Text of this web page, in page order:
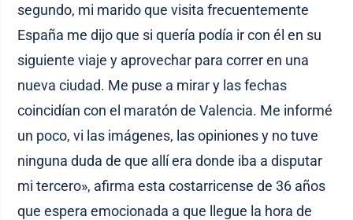
segundo, mi marido que visita frecuentemente
España me dijo que si quería podía ir con él en su
siguiente viaje y aprovechar para correr en una
nueva ciudad. Me puse a mirar y las fechas
coincidían con el maratón de Valencia. Me informé
un poco, vi las imágenes, las opiniones y no tuve
ninguna duda de que allí era donde iba a disputar
mi tercero», afirma esta costarricense de 36 años
que espera emocionada a que llegue la hora de